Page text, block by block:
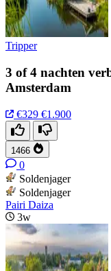
Tripper
3 of 4 nachten
Amsterdam
€329 €1.900
1466
0
Soldenjager
Soldenjager
Pairi Daiza
3w